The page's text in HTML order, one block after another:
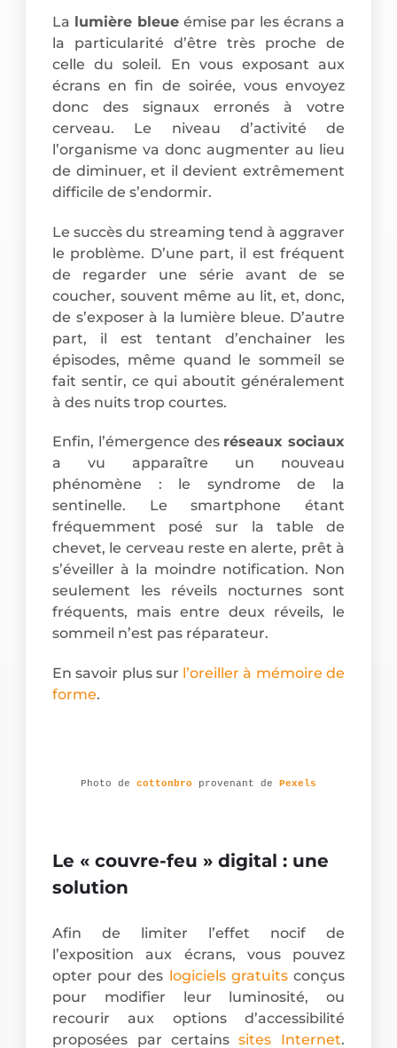
La lumière bleueémise par les écrans a
la particularité d’être très proche de
celle du soleil. En vous exposant aux
écrans en fin de soirée, vous envoyez
donc des signaux erronés à votre
cerveau. Le niveau d’activité de
l’organisme va donc augmenter au lieu
de diminuer, et il devient extrêmement
difficile de s’endormir.
Le succès du streaming tend à aggraver
le problème. D’une part, il est fréquent
de regarder une série avant de se
coucher, souvent même au lit, et, donc,
de s’exposer à la lumière bleue. D’autre
part, il est tentant d’enchainer les
épisodes, même quand le sommeil se
fait sentir, ce qui aboutit généralement
à des nuits trop courtes.
Enfin, l’émergence des réseaux sociaux
a vu apparaître un nouveau
phénomène : le syndrome de la
sentinelle. Le smartphone étant
fréquemment posé sur la table de
chevet, le cerveau reste en alerte, prêt à
s’éveiller à la moindre notification. Non
seulement les réveils nocturnes sont
fréquents, mais entre deux réveils, le
sommeil n’est pas réparateur.
En savoir plus sur l’oreiller à mémoire de
forme.
Photo de cottonbro provenant de Pexels
Le « couvre-feu » digital : une
solution
Afin de limiter l’effet nocif de
l’exposition aux écrans, vous pouvez
opter pour des logiciels gratuitsconçus
pour modifier leur luminosité, ou
recourir aux options d’accessibilité
proposées par certainssites Internet.